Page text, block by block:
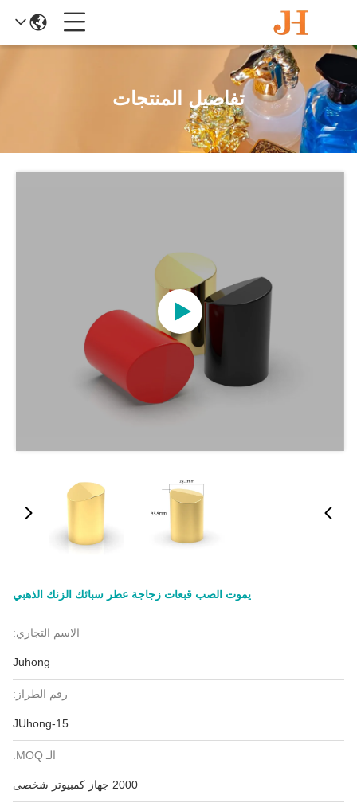
تفاصيل المنتجات
يموت الصب قبعات زجاجة عطر سبائك الزنك الذهبي
الاسم التجاري:
Juhong
رقم الطراز:
JUhong-15
الـ MOQ:
2000 جهاز كمبيوتر شخصى